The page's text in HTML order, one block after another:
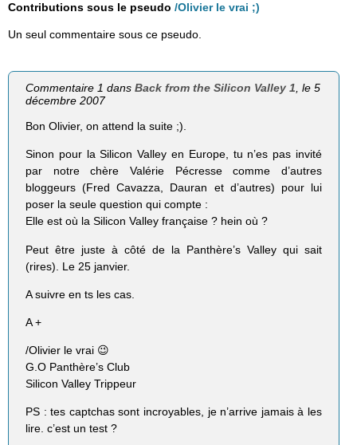
Contributions sous le pseudo /Olivier le vrai ;)
Un seul commentaire sous ce pseudo.
Commentaire 1 dansBack from the Silicon Valley 1, le 5
décembre 2007
Bon Olivier, on attend la suite ;).
Sinon pour la Silicon Valley en Europe, tu n’es pas invité
par notre chère Valérie Pécresse comme d’autres
bloggeurs (Fred Cavazza, Dauran et d’autres) pour lui
poser la seule question qui compte :
Elle est où la Silicon Valley française ? hein où ?
Peut être juste à côté de la Panthère’s Valley qui sait
(rires). Le 25 janvier.
A suivre en ts les cas.
A +
/Olivier le vrai 😉
G.O Panthère’s Club
Silicon Valley Trippeur
PS : tes captchas sont incroyables, je n’arrive jamais à les
lire. c’est un test ?